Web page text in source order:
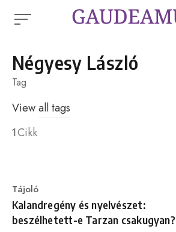
Négyesy László
Tag
Viewall tags
1Cikk
Category
Tájoló
Kalandregény és nyelvészet:
beszélhetett-e Tarzan csakugyan?